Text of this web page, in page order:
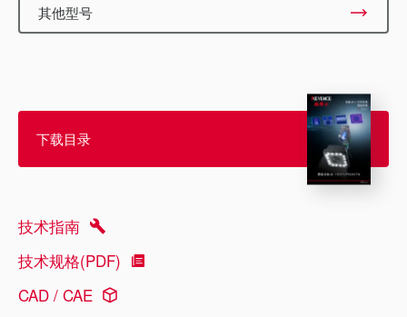
其他型号
下载目录
技术指南
技术规格(PDF)
CAD / CAE